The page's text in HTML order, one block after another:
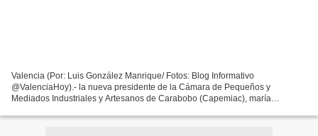
Valencia (Por: Luis González Manrique/ Fotos: Blog Informativo
@ValenciaHoy).- la nueva presidente de la Cámara de Pequeños y
Mediados Industriales y Artesanos de Carabobo (Capemiac), maría